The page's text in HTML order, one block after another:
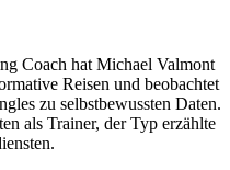
Coach hat Michael Valmont
Reisen und beobachtet
zu selbstbewussten Daten.
als Trainer, der Typ erzählte